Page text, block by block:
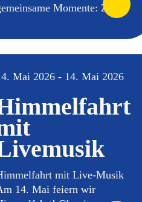
Momente: Zu...
Mai 2026 - 14. Mai 2026
mit Live-Musik
14. Mai feiern wir